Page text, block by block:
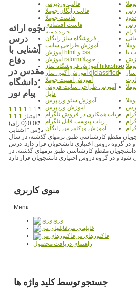
قالب وردپرس
قالب رایگان جوملا
هاست جوملا
هاست اقتصادی
خرید دامنه
فروشگاه ساز رایگان
آموزش طراحی سایت
آموزش html و css
آموزش rsform جوملا
آموزش فروشگاه ساز hikashop
آموزش آگهی ساز djclassified
آموزش امنیت جوملا
آموزش طراحی سایت فروش
فایل
آموزش سئو وردپرس
آموزش وردپرس
ربات همکاری در فروش تلگرام
ربات پیوست فایل تلگرام
آموزش ووکامرس رایگان
نحوه ارائه
درس
آشنایی با
دفاع
مقدس در
دانشگاه
پیام نور
1 1 1 1 1 1 1
1 1 1 امتیاز
0.00 (0 رای)
درس " آشنایی
مقطع کارشناسی طبق ترمهای گذشته، در سال
در گروه دروس اختیاری دانشجویان قرار دارد. درس
مقطع کارشناسی طبق ترمهای گذشته، در
منوی کاربری
Menu
ورود
فایلهای من
فاکتورهای من
راهنمای دریافت محصول
جستجو توسط کلید واژه ها